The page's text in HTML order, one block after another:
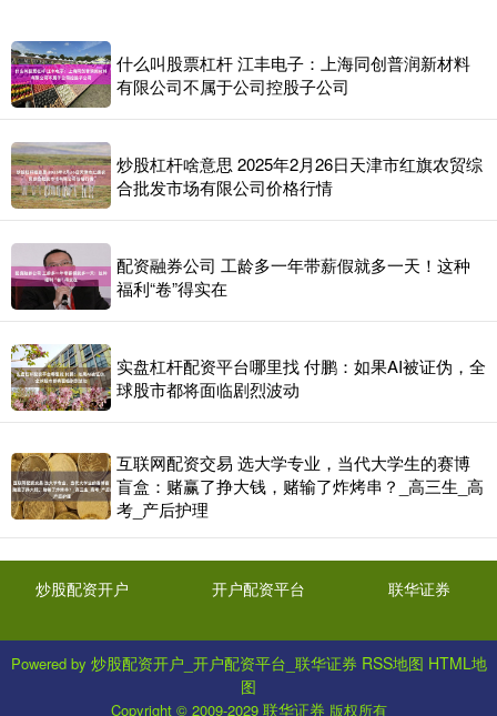
什么叫股票杠杆 江丰电子：上海同创普润新材料
有限公司不属于公司控股子公司
炒股杠杆啥意思 2025年2月26日天津市红旗农贸综
合批发市场有限公司价格行情
配资融券公司 工龄多一年带薪假就多一天！这种
福利“卷”得实在
实盘杠杆配资平台哪里找 付鹏：如果AI被证伪，全
球股市都将面临剧烈波动
互联网配资交易 选大学专业，当代大学生的赛博
盲盒：赌赢了挣大钱，赌输了炸烤串？_高三生_高
考_产后护理
炒股配资开户 开户配资平台 联华证券
Powered by 炒股配资开户_开户配资平台_联华证券 RSS地图 HTML地
图
Copyright © 2009-2029 联华证券 版权所有